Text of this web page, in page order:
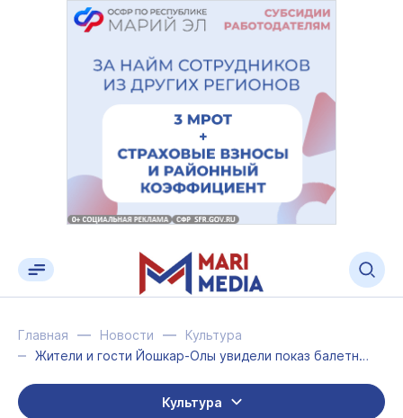
Главная Новости
Культура
Жители и гости Йошкар-Олы увидели показ балетного проекта «Планида» компании Muz...
Культура